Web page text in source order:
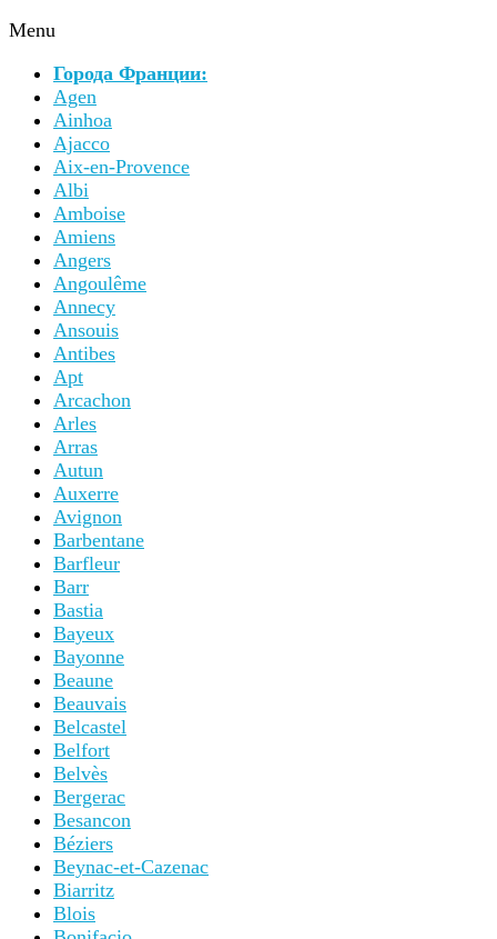
Menu
Города Франции:
Agen
Ainhoa
Ajacco
Aix-en-Provence
Albi
Amboise
Amiens
Angers
Angoulême
Annecy
Ansouis
Antibes
Apt
Arcachon
Arles
Arras
Autun
Auxerre
Avignon
Barbentane
Barfleur
Barr
Bastia
Bayeux
Bayonne
Beaune
Beauvais
Belcastel
Belfort
Belvès
Bergerac
Besancon
Béziers
Beynac-et-Cazenac
Biarritz
Blois